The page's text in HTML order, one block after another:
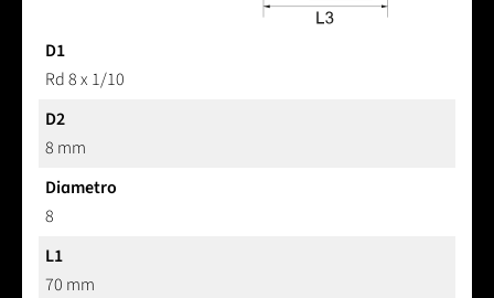
D1
Rd 8 x 1/10
D2
8 mm
Diametro
8
L1
70 mm